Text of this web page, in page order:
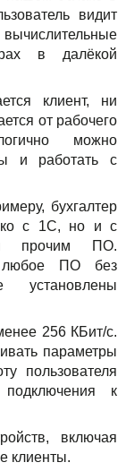
видит
в далёкой
клиент, ни
от рабочего
можно
и работать с
бухгалтер
с 1С, но и с
и прочим ПО.
любое ПО без
256 КБит/с.
параметры
пользователя
к
включая
клиенты.